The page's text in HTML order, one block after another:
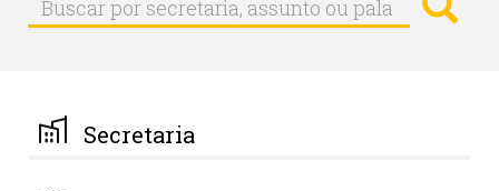
Buscar
por
palavra-
chave
Secretaria